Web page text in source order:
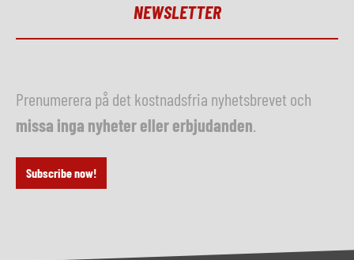
NEWSLETTER
Prenumerera på det kostnadsfria nyhetsbrevet och
missa inga nyheter eller erbjudanden
Subscribe now!